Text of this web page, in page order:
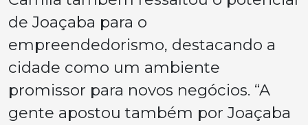
de Joaçaba para o
empreendedorismo, destacando a
cidade como um ambiente
promissor para novos negócios. “A
gente apostou também por Joaçaba